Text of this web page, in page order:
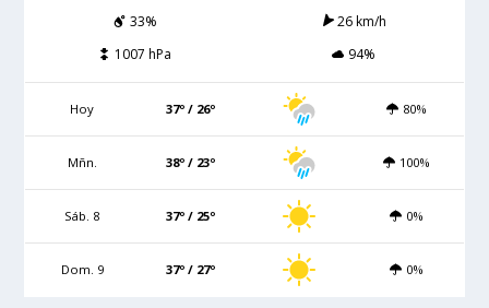
33%
26 km/h
1007 hPa
94%
Hoy 37º / 26º 80%
Mñn. 38º / 23º 100%
Sáb. 8 37º / 25º 0%
Dom. 9 37º / 27º 0%